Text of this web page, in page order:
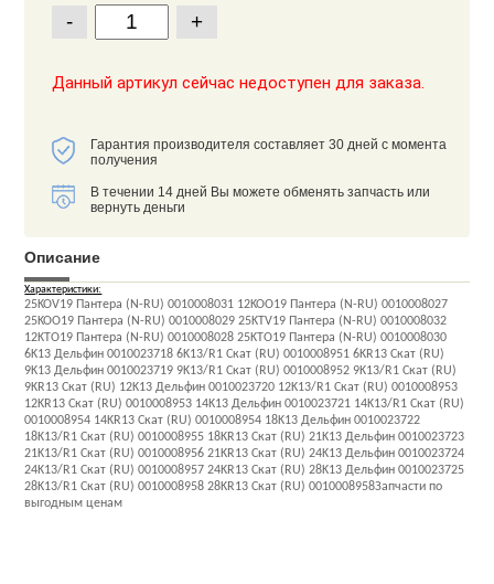
- +
Данный артикул сейчас недоступен для заказа.
Гарантия производителя составляет 30 дней с момента
получения
В течении 14 дней Вы можете обменять запчасть или
вернуть деньги
Описание
Характеристики:
25KOV19 Пантера (N-RU) 0010008031 12KOO19 Пантера (N-RU) 0010008027
25KOO19 Пантера (N-RU) 0010008029 25KTV19 Пантера (N-RU) 0010008032
12KTO19 Пантера (N-RU) 0010008028 25KTO19 Пантера (N-RU) 0010008030
6K13 Дельфин 0010023718 6K13/R1 Скат (RU) 0010008951 6KR13 Скат (RU)
9K13 Дельфин 0010023719 9K13/R1 Скат (RU) 0010008952 9K13/R1 Скат (RU)
9KR13 Скат (RU) 12K13 Дельфин 0010023720 12K13/R1 Скат (RU) 0010008953
12KR13 Скат (RU) 0010008953 14K13 Дельфин 0010023721 14K13/R1 Скат (RU)
0010008954 14KR13 Скат (RU) 0010008954 18K13 Дельфин 0010023722
18K13/R1 Скат (RU) 0010008955 18KR13 Скат (RU) 21K13 Дельфин 0010023723
21K13/R1 Скат (RU) 0010008956 21KR13 Скат (RU) 24K13 Дельфин 0010023724
24K13/R1 Скат (RU) 0010008957 24KR13 Скат (RU) 28K13 Дельфин 0010023725
28K13/R1 Скат (RU) 0010008958 28KR13 Скат (RU) 0010008958Запчасти по
выгодным ценам